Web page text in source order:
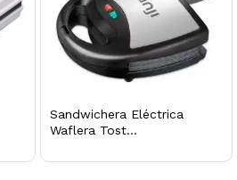
Sandwichera Eléctrica
Waflera Tost...